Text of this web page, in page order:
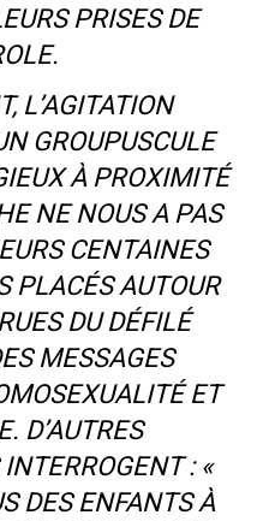
PRISES DE
L’AGITATION
GROUPUSCULE
À PROXIMITÉ
NE NOUS A PAS
CENTAINES
PLACÉS AUTOUR
DU DÉFILÉ
MESSAGES
ET
D’AUTRES
: «
DES ENFANTS À